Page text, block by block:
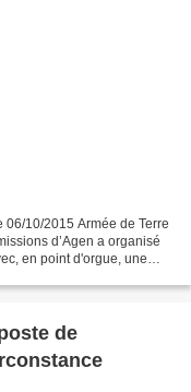
d’Agen a organisé
en point d'orgue, une
de